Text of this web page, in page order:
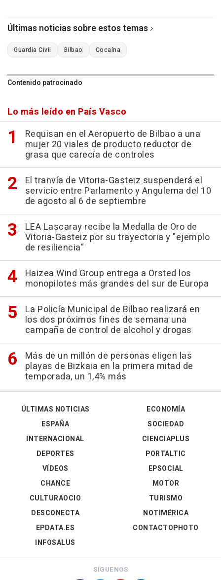
Últimas noticias sobre estos temas
Guardia Civil Bilbao Cocaína
Contenido patrocinado
Lo más leído en País Vasco
Requisan en el Aeropuerto de Bilbao a una
mujer 20 viales de producto reductor de
grasa que carecía de controles
El tranvía de Vitoria-Gasteiz suspenderá el
servicio entre Parlamento y Angulema del 10
de agosto al 6 de septiembre
LEA Lascaray recibe la Medalla de Oro de
Vitoria-Gasteiz por su trayectoria y "ejemplo
de resiliencia"
Haizea Wind Group entrega a Orsted los
monopilotes más grandes del sur de Europa
La Policía Municipal de Bilbao realizará en
los dos próximos fines de semana una
campaña de control de alcohol y drogas
Más de un millón de personas eligen las
playas de Bizkaia en la primera mitad de
temporada, un 1,4% más
ÚLTIMAS NOTICIAS
ESPAÑA
INTERNACIONAL
DEPORTES
VÍDEOS
ECONOMÍA
SOCIEDAD
CIENCIAPLUS
PORTALTIC
EPSOCIAL
CHANCE
CULTURAOCIO
DESCONECTA
EPDATA.ES
INFOSALUS
MOTOR
TURISMO
NOTIMÉRICA
CONTACTOPHOTO
SÍGUENOS